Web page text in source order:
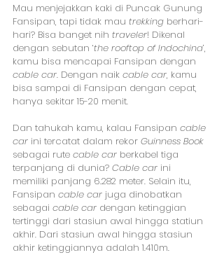
Mau menjejakkan kaki di Puncak Gunung
Fansipan, tapi tidak mau trekking berhari-
hari? Bisa banget nih traveler! Dikenal
dengan sebutan ‘the rooftop of Indochina’,
kamu bisa mencapai Fansipan dengan
cable car. Dengan naik cable car, kamu
bisa sampai di Fansipan dengan cepat,
hanya sekitar 15-20 menit.
Dan tahukah kamu, kalau Fansipan cable
car ini tercatat dalam rekor Guinness Book
sebagai rute cable car berkabel tiga
terpanjang di dunia? Cable car ini
memiliki panjang 6.282 meter. Selain itu,
Fansipan cable car juga dinobatkan
sebagai cable car dengan ketinggian
tertinggi dari stasiun awal hingga statiun
akhir. Dari stasiun awal hingga stasiun
akhir ketinggiannya adalah 1.410m.